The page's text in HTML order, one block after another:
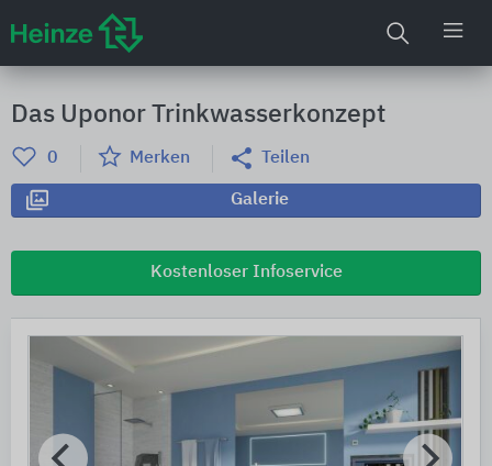
Das Uponor Trinkwasserkonzept
0 Merken Teilen
Galerie
Kostenloser Infoservice